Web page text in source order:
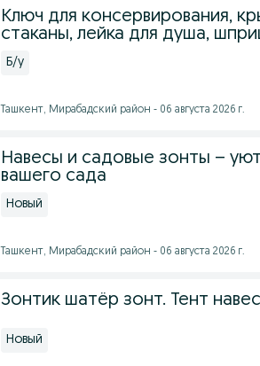
Ключ для консервирования,
стаканы, лейка для душа,
Б/у
Ташкент, Мирабадский район - 06 августа 2026 г.
Навесы и садовые зонты –
вашего сада
Новый
Ташкент, Мирабадский район - 06 августа 2026 г.
Зонтик шатёр зонт. Тент
Новый